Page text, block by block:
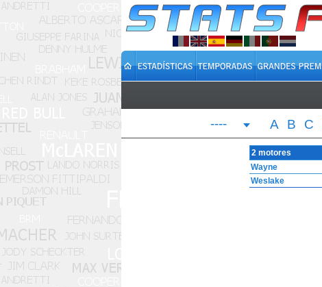
---- A B C
2 motores
Wayne
Weslake